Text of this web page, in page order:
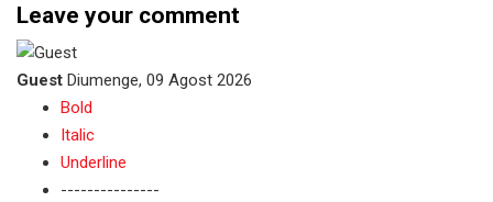
Leave your comment
Guest Diumenge, 09 Agost 2026
Bold
Italic
Underline
---------------